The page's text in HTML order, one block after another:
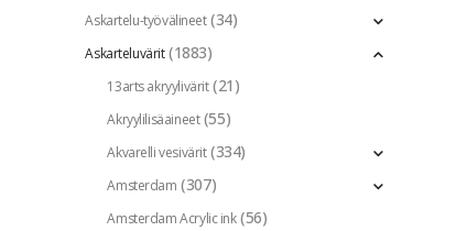
Askartelu-työvälineet (34)
Askarteluvärit (1883)
13arts akryylivärit (21)
Akryylilisäaineet (55)
Akvarelli vesivärit (334)
Amsterdam (307)
Amsterdam Acrylic ink (56)